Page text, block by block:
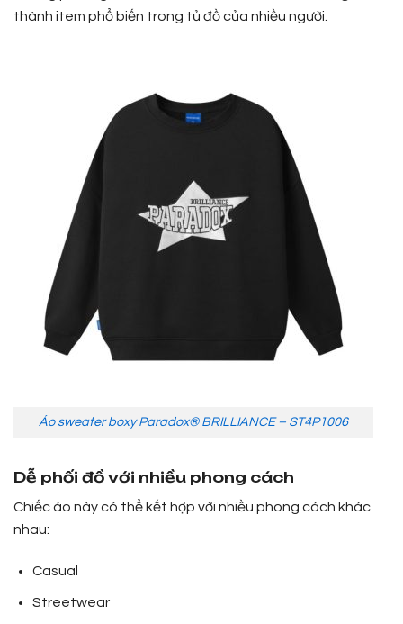
thành item phổ biến trong tủ đồ của nhiều người.
Áo sweater boxy Paradox® BRILLIANCE – ST4P1006
Dễ phối đồ với nhiều phong cách
Chiếc áo này có thể kết hợp với nhiều phong cách khác
nhau:
Casual
Streetwear